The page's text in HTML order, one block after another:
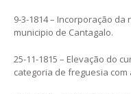
9-3-1814 – Incorporação
municipio de Cantagalo.
25-11-1815 – Elevação do
categoria de freguesia com